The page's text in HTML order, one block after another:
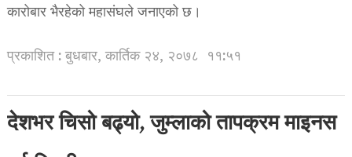
कारोबार भैरहेको महासंघले जनाएको छ।
प्रकाशित : बुधबार, कार्तिक २४, २०७८ ११:५१
देशभर चिसो बढ्यो, जुम्लाको तापक्रम माइनस